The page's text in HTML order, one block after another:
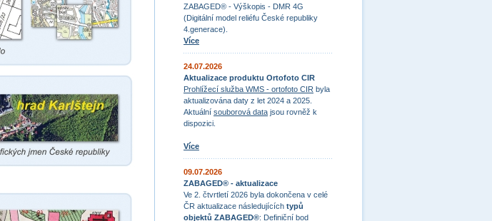
ZABAGED® - Výškopis - DMR 4G
(Digitální model reliéfu České republiky
4.generace).
Více
24.07.2026
Aktualizace produktu Ortofoto CIR
Prohlížecí služba WMS - ortofoto CIR byla
aktualizována daty z let 2024 a 2025.
Aktuální souborová data jsou rovněž k
dispozici.
Více
09.07.2026
ZABAGED® - aktualizace
Ve 2. čtvrtletí 2026 byla dokončena v celé
ČR aktualizace následujících typů
objektů ZABAGED®: Definiční bod